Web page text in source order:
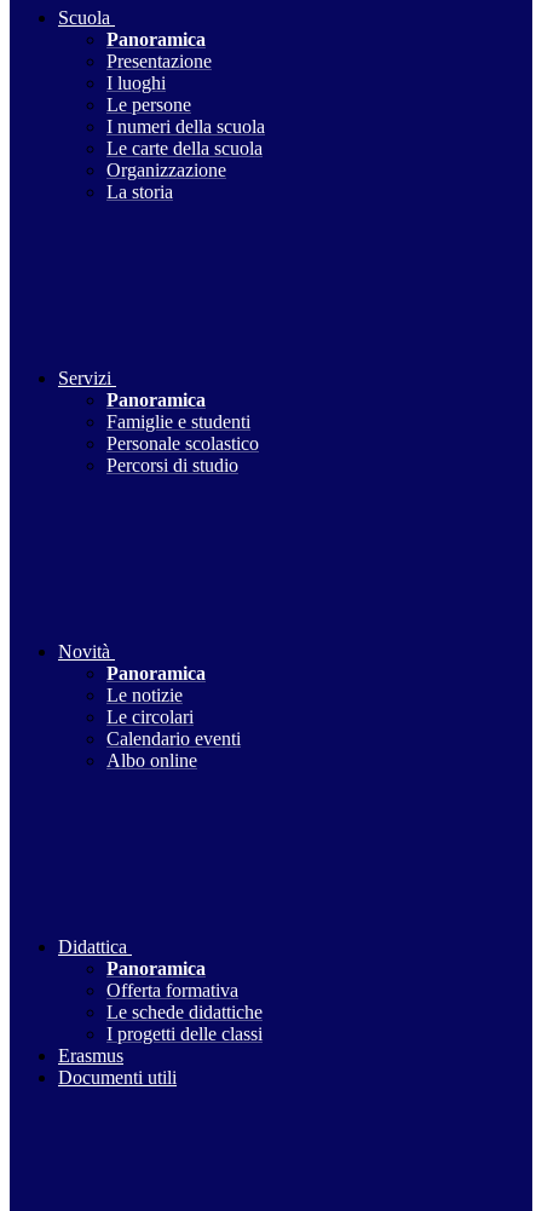
Scuola
Panoramica
Presentazione
I luoghi
Le persone
I numeri della scuola
Le carte della scuola
Organizzazione
La storia
Servizi
Panoramica
Famiglie e studenti
Personale scolastico
Percorsi di studio
Novità
Panoramica
Le notizie
Le circolari
Calendario eventi
Albo online
Didattica
Panoramica
Offerta formativa
Le schede didattiche
I progetti delle classi
Erasmus
Documenti utili